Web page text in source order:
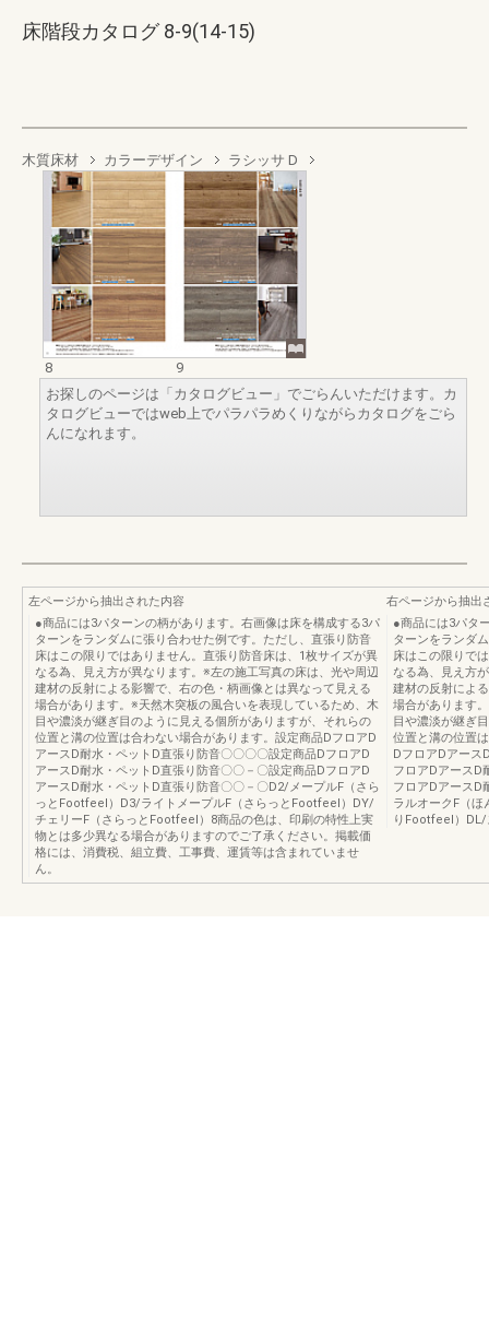
床階段カタログ 8-9(14-15)
木質床材 カラーデザイン ラシッサ D
8
9
お探しのページは「カタログビュー」でごらんいただけます。カ
タログビューではweb上でパラパラめくりながらカタログをごら
んになれます。
左ページから抽出された内容
●商品には3パターンの柄があります。右画像は床を構成する3パ
ターンをランダムに張り合わせた例です。ただし、直張り防音
床はこの限りではありません。直張り防音床は、1枚サイズが異
なる為、見え方が異なります。※左の施工写真の床は、光や周辺
建材の反射による影響で、右の色・柄画像とは異なって見える
場合があります。※天然木突板の風合いを表現しているため、木
目や濃淡が継ぎ目のように見える個所がありますが、それらの
位置と溝の位置は合わない場合があります。設定商品DフロアD
アースD耐水・ペットD直張り防音〇〇〇〇設定商品DフロアD
アースD耐水・ペットD直張り防音〇〇－〇設定商品DフロアD
アースD耐水・ペットD直張り防音〇〇－〇D2/メープルF（さら
っとFootfeel）D3/ライトメープルF（さらっとFootfeel）DY/
チェリーF（さらっとFootfeel）8商品の色は、印刷の特性上実
物とは多少異なる場合がありますのでご了承ください。掲載価
格には、消費税、組立費、工事費、運賃等は含まれていませ
ん。
右ページから抽出
●商品には3パタ
ターンをランダ
床はこの限りで
なる為、見え方
建材の反射によ
場合があります
目や濃淡が継ぎ
位置と溝の位置
DフロアDアース
フロアDアースD
フロアDアースD
ラルオークF（
りFootfeel）DL/